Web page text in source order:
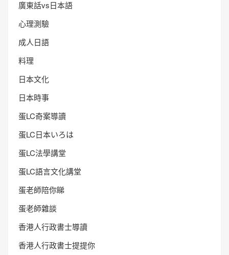
廣東話vs日本語
心理測驗
成人日語
料理
日本文化
日本時事
蛋LC奇案導讀
蛋LC日本いろは
蛋LC法學講堂
蛋LC語言文化講堂
蛋老師陪你睇
蛋老師雜談
香港人行政書士導讀
香港人行政書士提提你